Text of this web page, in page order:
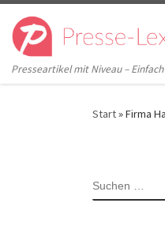
Zum Inhalt springen
Presseartikel mit Niveau –
Start»Firma
SUCHE